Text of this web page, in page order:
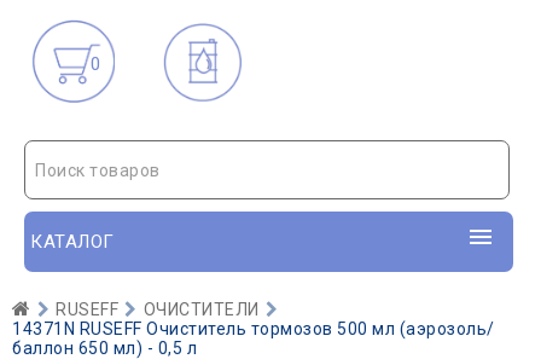
0
Поиск товаров
КАТАЛОГ
RUSEFF
ОЧИСТИТЕЛИ
14371N RUSEFF Очиститель тормозов 500 мл (аэрозоль/
баллон 650 мл) - 0,5 л